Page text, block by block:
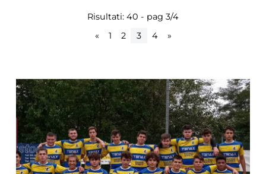
Risultati: 40 - pag 3/4
«
1 2 3 4 »